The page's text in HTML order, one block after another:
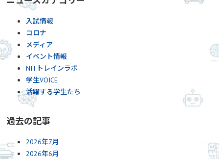
入試情報
コロナ
メディア
イベント情報
NITトレインラボ
学生VOICE
活躍する学生たち
過去の記事
2026年7月
2026年6月